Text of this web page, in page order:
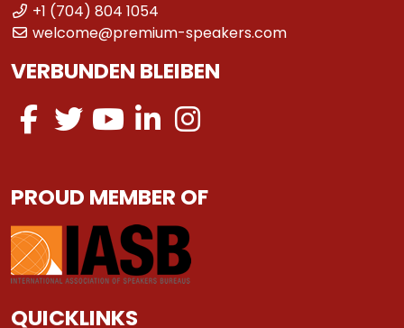
+1 (704) 804 1054
welcome@premium-speakers.com
VERBUNDEN BLEIBEN
PROUD MEMBER OF
QUICKLINKS